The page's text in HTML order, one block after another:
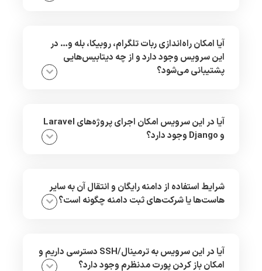
آیا امکان راه‌اندازی ربات تلگرام، روبیکا، بله و… در
این سرویس وجود دارد و از چه دیتابیس‌هایی
پشتیبانی می‌شود؟
آیا در این سرویس امکان اجرای پروژه‌های Laravel
و Django وجود دارد؟
شرایط استفاده از دامنه رایگان و انتقال آن به سایر
هاست‌ها یا شرکت‌های ثبت دامنه چگونه است؟
آیا در این سرویس به ترمینال/SSH دسترسی داریم و
امکان باز کردن پورت مدنظرم وجود دارد؟